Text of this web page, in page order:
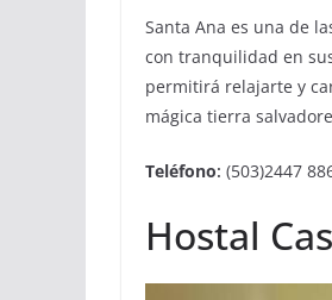
Santa Ana es una de
con tranquilidad en
permitirá relajarte y
mágica tierra
Teléfono: (503)2447
Hostal